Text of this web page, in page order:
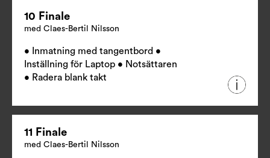
10 Finale
med Claes-Bertil Nilsson
• Inmatning med tangentbord •
Inställning för Laptop • Notsättaren
• Radera blank takt
11 Finale
med Claes-Bertil Nilsson